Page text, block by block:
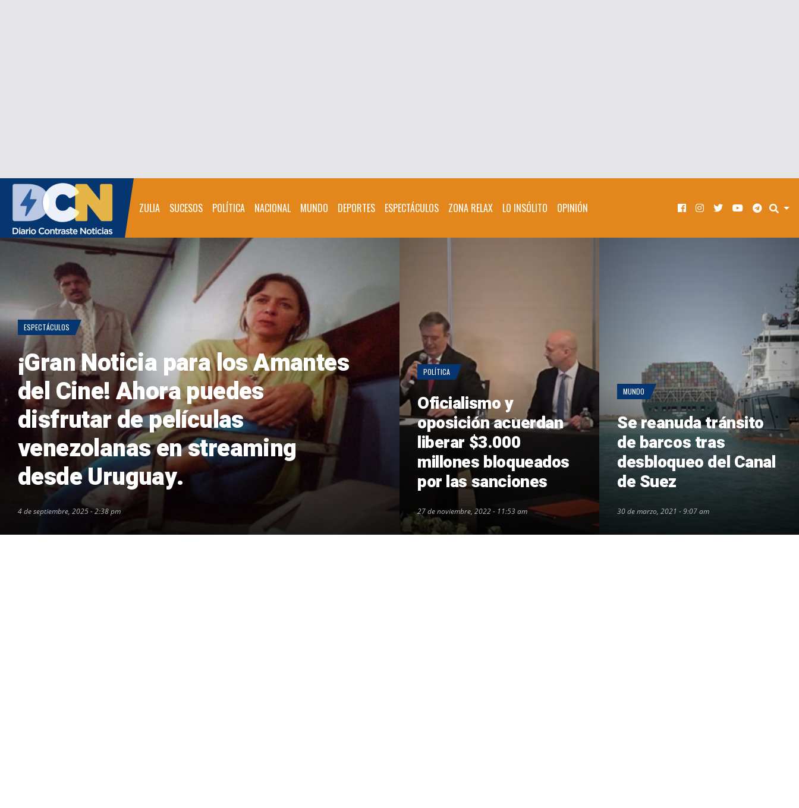
ZULIA SUCESOS POLÍTICA NACIONAL MUNDO DEPORTES ESPECTÁCULOS ZONA RELAX LO INSÓLITO OPINIÓN
ESPECTÁCULOS
¡Gran Noticia para los Amantes
del Cine! Ahora puedes
disfrutar de películas
venezolanas en streaming
desde Uruguay.
4 de septiembre, 2025 - 2:38 pm
POLÍTICA
Oficialismo y
oposición acuerdan
liberar $3.000
millones bloqueados
por las sanciones
27 de noviembre, 2022 - 11:53 am
MUNDO
Se reanuda tránsito
de barcos tras
desbloqueo del Canal
de Suez
30 de marzo, 2021 - 9:07 am